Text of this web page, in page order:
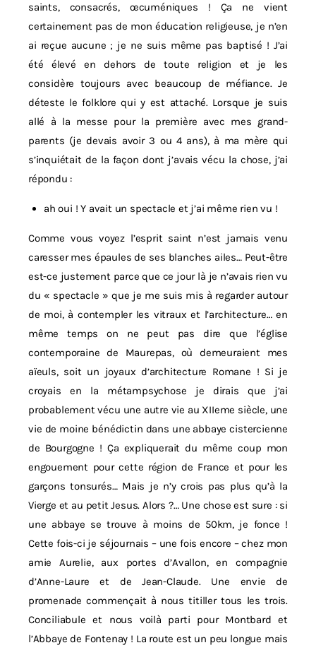
saints, consacrés, œcuméniques ! Ça ne vient
certainement pas de mon éducation religieuse, je n’en
ai reçue aucune ; je ne suis même pas baptisé ! J’ai
été élevé en dehors de toute religion et je les
considère toujours avec beaucoup de méfiance. Je
déteste le folklore qui y est attaché. Lorsque je suis
allé à la messe pour la première avec mes grand-
parents (je devais avoir 3 ou 4 ans), à ma mère qui
s’inquiétait de la façon dont j’avais vécu la chose, j’ai
répondu :
ah oui ! Y avait un spectacle et j’ai même rien vu !
Comme vous voyez l’esprit saint n’est jamais venu
caresser mes épaules de ses blanches ailes… Peut-être
est-ce justement parce que ce jour là je n’avais rien vu
du « spectacle » que je me suis mis à regarder autour
de moi, à contempler les vitraux et l’architecture… en
même temps on ne peut pas dire que l’église
contemporaine de Maurepas, où demeuraient mes
aïeuls, soit un joyaux d’architecture Romane ! Si je
croyais en la métampsychose je dirais que j’ai
probablement vécu une autre vie au XIIeme siècle, une
vie de moine bénédictin dans une abbaye cistercienne
de Bourgogne ! Ça expliquerait du même coup mon
engouement pour cette région de France et pour les
garçons tonsurés… Mais je n’y crois pas plus qu’à la
Vierge et au petit Jesus. Alors ?… Une chose est sure : si
une abbaye se trouve à moins de 50km, je fonce !
Cette fois-ci je séjournais – une fois encore – chez mon
amie Aurelie, aux portes d’Avallon, en compagnie
d’Anne-Laure et de Jean-Claude. Une envie de
promenade commençait à nous titiller tous les trois.
Conciliabule et nous voilà parti pour Montbard et
l’Abbaye de Fontenay ! La route est un peu longue mais